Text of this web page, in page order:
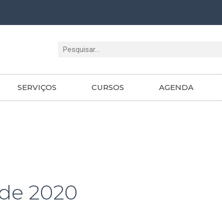
Pesquisar
SERVIÇOS CURSOS AGENDA
2020